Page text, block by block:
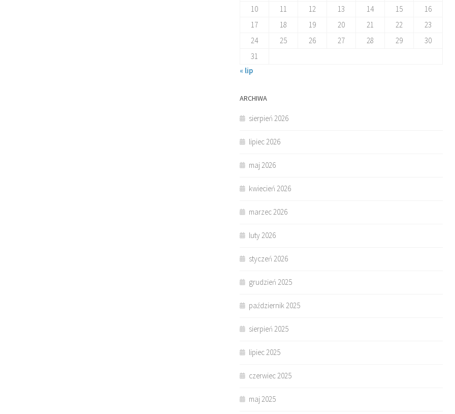
10
11 12 13 14 15
16
17
18 19 20 21 22
23
24
25 26 27 28 29
30
31
« lip
ARCHIWA
sierpień 2026
lipiec 2026
maj 2026
kwiecień 2026
marzec 2026
luty 2026
styczeń 2026
grudzień 2025
październik 2025
sierpień 2025
lipiec 2025
czerwiec 2025
maj 2025